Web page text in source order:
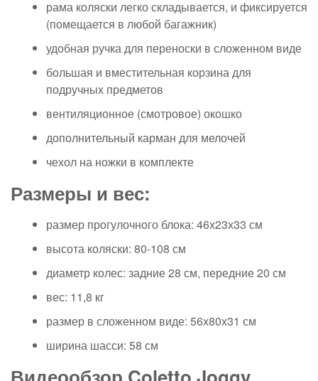
рама коляски легко складывается, и фиксируется
(помещается в любой багажник)
удобная ручка для переноски в сложенном виде
большая и вместительная корзина для
подручных предметов
вентиляционное (смотровое) окошко
дополнительный карман для мелочей
чехол на ножки в комплекте
Размеры и вес:
размер прогулочного блока: 46х23х33 см
высота коляски: 80-108 см
диаметр колес: задние 28 см, передние 20 см
вес: 11,8 кг
размер в сложенном виде: 56х80х31 см
ширина шасси: 58 см